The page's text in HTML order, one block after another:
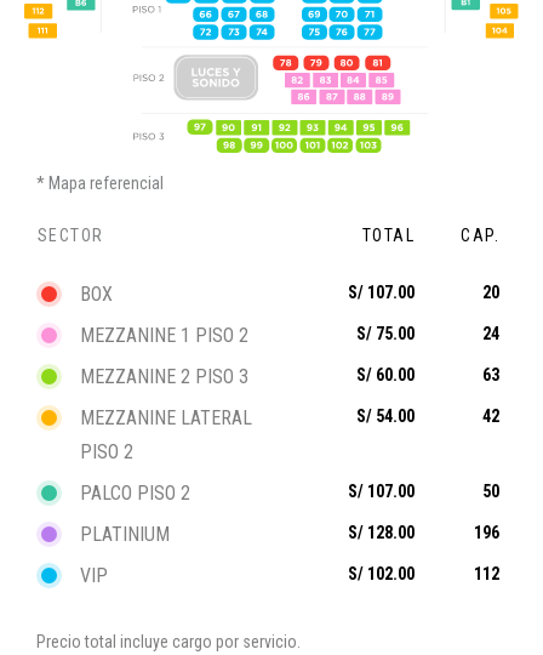
Mapa referencial
SECTOR TOTAL CAP.
BOX S/ 107.00 20
MEZZANINE 1 PISO 2 S/ 75.00 24
MEZZANINE 2 PISO 3 S/ 60.00 63
MEZZANINE LATERAL
PISO 2
S/ 54.00 42
PALCO PISO 2 S/ 107.00 50
PLATINIUM S/ 128.00 196
VIP S/ 102.00 112
Precio total incluye cargo por servicio.